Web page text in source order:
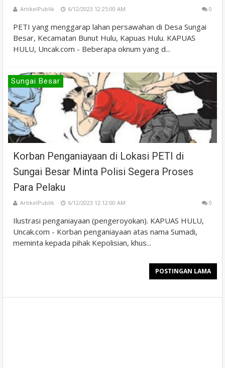
ArtikelPublik 6/12/2023 12:25:00 AM 0
PETI yang menggarap lahan persawahan di Desa Sungai
Besar, Kecamatan Bunut Hulu, Kapuas Hulu. KAPUAS
HULU, Uncak.com - Beberapa oknum yang d...
Sungai Besar
Korban Penganiayaan di Lokasi PETI di
Sungai Besar Minta Polisi Segera Proses
Para Pelaku
ArtikelPublik 6/12/2023 12:12:00 AM 0
Ilustrasi penganiayaan (pengeroyokan). KAPUAS HULU,
Uncak.com - Korban penganiayaan atas nama Sumadi,
meminta kepada pihak Kepolisian, khus...
POSTINGAN LAMA